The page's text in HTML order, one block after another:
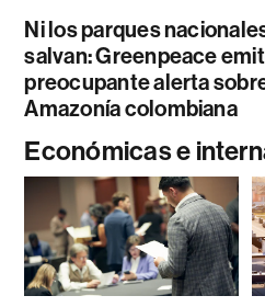
Ni los parques
salvan: Greenpeace
preocupante alerta
Amazonía colombiana
Económicas e